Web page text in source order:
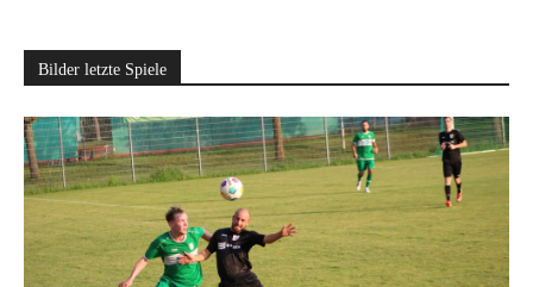
Bilder letzte Spiele